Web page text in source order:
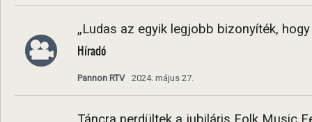
„Ludas az egyik legjobb bizonyíték,
Híradó
Pannon RTV 2024. május 27.